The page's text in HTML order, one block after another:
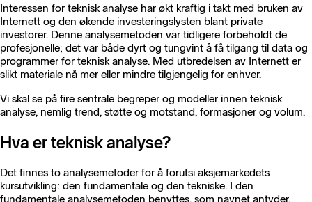
Interessen for teknisk analyse har økt kraftig i takt med bruken av
Internett og den økende investeringslysten blant private
investorer. Denne analysemetoden var tidligere forbeholdt de
profesjonelle; det var både dyrt og tungvint å få tilgang til data og
programmer for teknisk analyse. Med utbredelsen av Internett er
slikt materiale nå mer eller mindre tilgjengelig for enhver.
Vi skal se på fire sentrale begreper og modeller innen teknisk
analyse, nemlig trend, støtte og motstand, formasjoner og volum.
Hva er teknisk analyse?
Det finnes to analysemetoder for å forutsi aksjemarkedets
kursutvikling: den fundamentale og den tekniske. I den
fundamentale analysemetoden benyttes, som navnet antyder,